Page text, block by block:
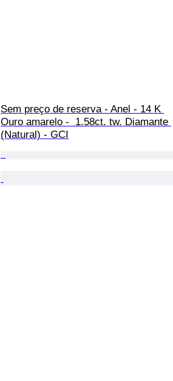
Sem preço de reserva - Anel - 14 K
Ouro amarelo -  1.58ct. tw. Diamante
(Natural) - GCI